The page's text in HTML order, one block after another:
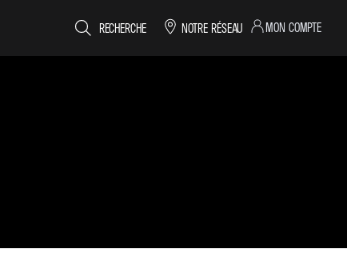
RECHERCHE NOTRE RÉSEAU MON COMPTE